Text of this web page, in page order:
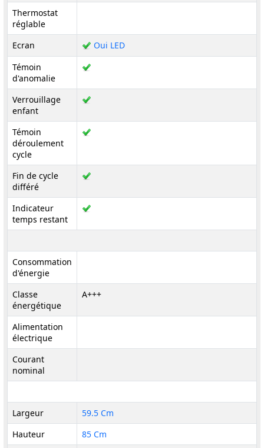
Thermostat
réglable
Ecran
Oui LED
Témoin
d'anomalie
Verrouillage
enfant
Témoin
déroulement
cycle
Fin de cycle
différé
Indicateur
temps restant
Consommation
d'énergie
Classe
énergétique
A+++
Alimentation
électrique
Courant
nominal
Largeur
59.5 Cm
Hauteur
85 Cm